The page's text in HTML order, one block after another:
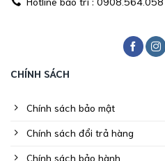
CHÍNH SÁCH
Chính sách bảo mật
Chính sách đổi trả hàng
Chính sách bảo hành